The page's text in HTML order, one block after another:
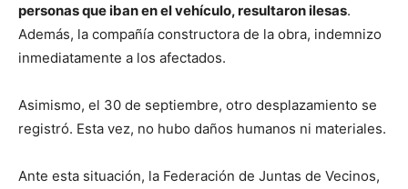
personas que iban en el vehículo, resultaron ilesas.
Además, la compañía constructora de la obra, indemnizo
inmediatamente a los afectados.
Asimismo, el 30 de septiembre, otro desplazamiento se
registró. Esta vez, no hubo daños humanos ni materiales.
Ante esta situación, la Federación de Juntas de Vecinos,